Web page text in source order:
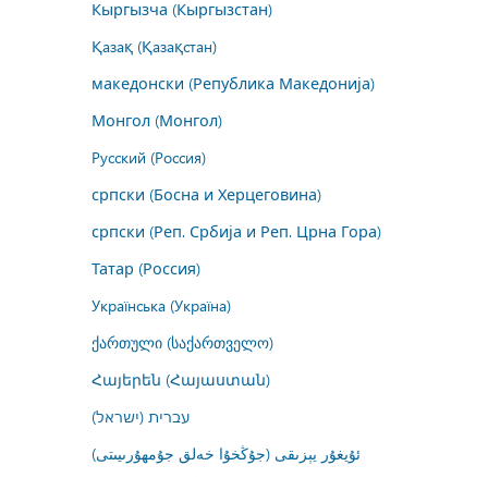
Кыргызча (Кыргызстан)
Қазақ (Қазақстан)
македонски (Република Македонија)
Монгол (Монгол)
Русский (Россия)
српски (Босна и Херцеговина)
српски (Реп. Србија и Реп. Црна Гора)
Татар (Россия)
Українська (Україна)
ქართული (საქართველო)
Հայերեն (Հայաստան)
עברית (ישראל)
ئۇيغۇر يېزىقى (جۇڭخۇا خەلق جۇمھۇرىيىتى)